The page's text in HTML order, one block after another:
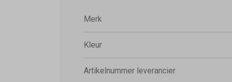
Merk
Kleur
Artikelnummer leverancier